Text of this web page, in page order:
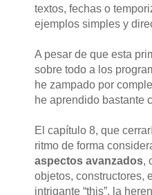
textos, fechas o
ejemplos simples y
A pesar de que esta
sobre todo a los
he zampado por
he aprendido bastante
El capítulo 8, que
ritmo de forma
aspectos avanzados,
objetos, constructores,
intrigante “this”, la